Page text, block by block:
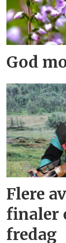
God
Flere
finaler
fredag